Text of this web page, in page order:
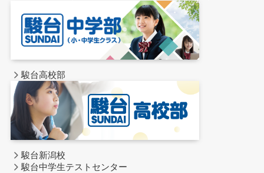
駿台高校部
駿台新潟校
駿台中学生テストセンター